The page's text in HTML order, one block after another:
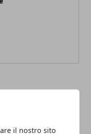
il nostro sito